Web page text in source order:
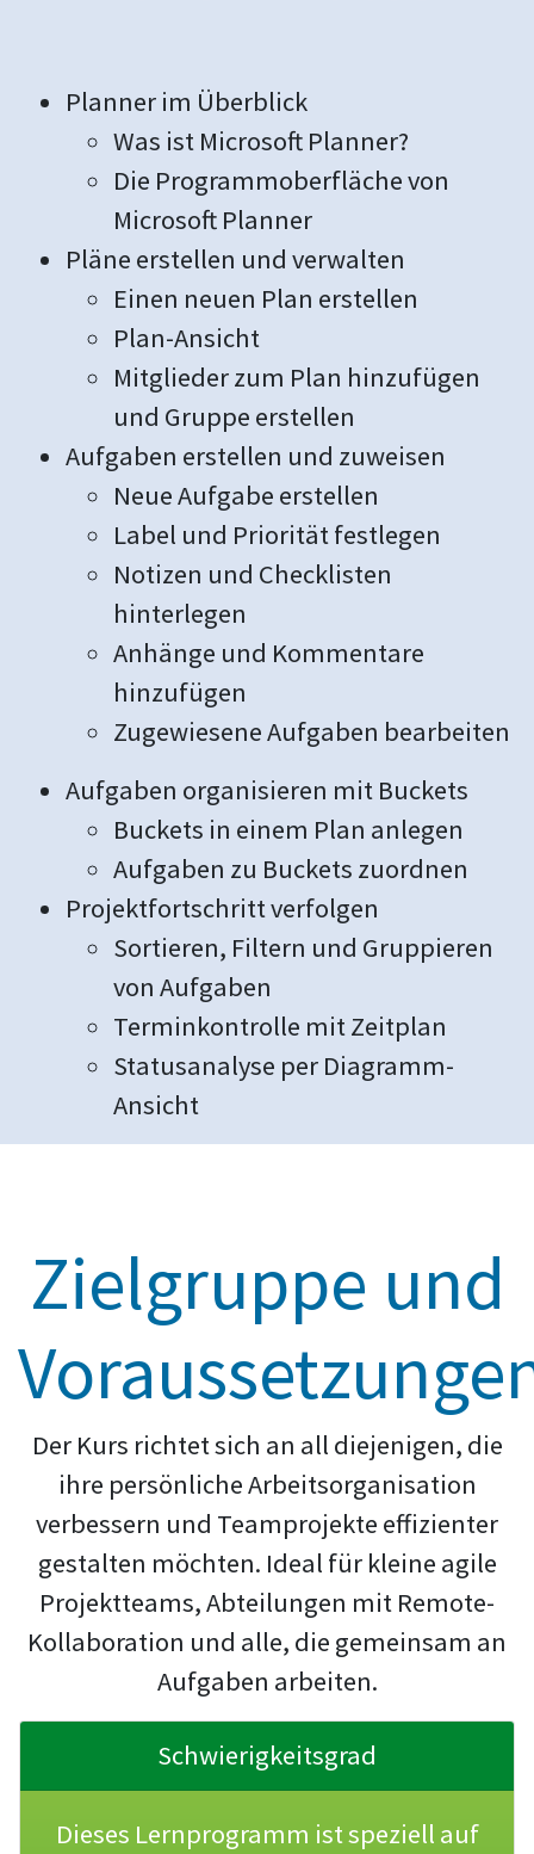
Planner im Überblick
Was ist Microsoft Planner?
Die Programmoberfläche von
Microsoft Planner
Pläne erstellen und verwalten
Einen neuen Plan erstellen
Plan-Ansicht
Mitglieder zum Plan hinzufügen
und Gruppe erstellen
Aufgaben erstellen und zuweisen
Neue Aufgabe erstellen
Label und Priorität festlegen
Notizen und Checklisten
hinterlegen
Anhänge und Kommentare
hinzufügen
Zugewiesene Aufgaben bearbeiten
Aufgaben organisieren mit Buckets
Buckets in einem Plan anlegen
Aufgaben zu Buckets zuordnen
Projektfortschritt verfolgen
Sortieren, Filtern und Gruppieren
von Aufgaben
Terminkontrolle mit Zeitplan
Statusanalyse per Diagramm-
Ansicht
Zielgruppe und
Der Kurs richtet sich an all diejenigen, die
ihre persönliche Arbeitsorganisation
verbessern und Teamprojekte effizienter
gestalten möchten. Ideal für kleine agile
Projektteams, Abteilungen mit Remote-
Kollaboration und alle, die gemeinsam an
Aufgaben arbeiten.
Schwierigkeitsgrad
Dieses Lernprogramm ist speziell auf